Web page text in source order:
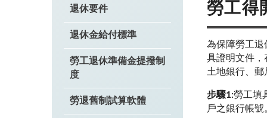
退休要件
退休金給付標準
勞工退休準備金提撥制
度
勞退舊制試算軟體
勞工得
為保障勞工退
具證明文件，
土地銀行、郵
步驟1:勞工填
戶之銀行帳號